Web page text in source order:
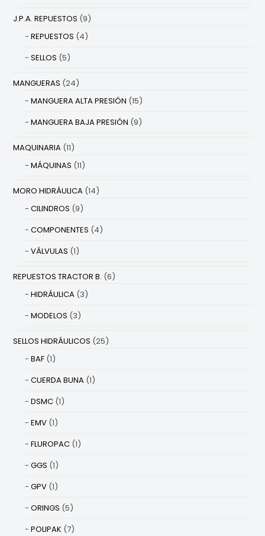
J.P.A. REPUESTOS (9)
REPUESTOS (4)
SELLOS (5)
MANGUERAS (24)
MANGUERA ALTA PRESIÓN (15)
MANGUERA BAJA PRESIÓN (9)
MAQUINARIA (11)
MÁQUINAS (11)
MORO HIDRÁULICA (14)
CILINDROS (9)
COMPONENTES (4)
VÁLVULAS (1)
REPUESTOS TRACTOR B. (6)
HIDRÁULICA (3)
MODELOS (3)
SELLOS HIDRÁULICOS (25)
BAF (1)
CUERDA BUNA (1)
DSMC (1)
EMV (1)
FLUROPAC (1)
GGS (1)
GPV (1)
ORINGS (5)
POLIPAK (7)